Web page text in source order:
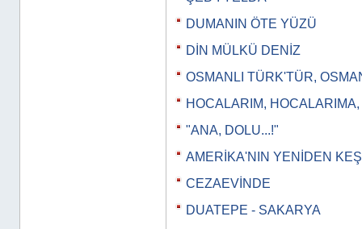
DUMANIN ÖTE YÜZÜ
DİN MÜLKÜ DENİZ
OSMANLI TÜRK'TÜR,
HOCALARIM,
"ANA, DOLU...!"
AMERİKA'NIN YENİDEN
CEZAEVİNDE
DUATEPE - SAKARYA